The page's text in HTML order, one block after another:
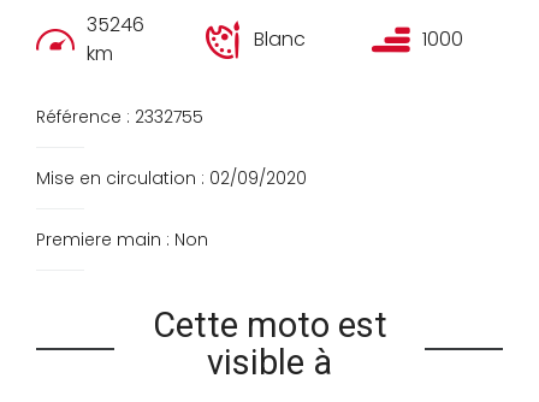
35246
km
Blanc 1000
Référence : 2332755
Mise en circulation : 02/09/2020
Premiere main : Non
Cette moto est
visible à